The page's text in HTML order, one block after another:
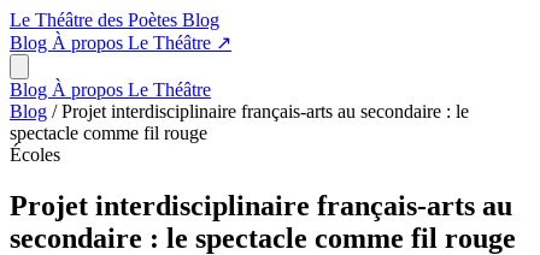
Le Théâtre des Poètes Blog
Blog À propos Le Théâtre ↗
Blog À propos Le Théâtre
Blog / Projet interdisciplinaire français-arts au secondaire : le
spectacle comme fil rouge
Écoles
Projet interdisciplinaire français-arts au
secondaire : le spectacle comme fil rouge